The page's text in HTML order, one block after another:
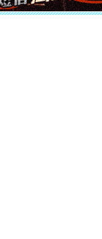
[春节]风